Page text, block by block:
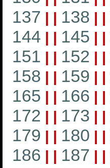
137 | | 138 | |
144 | | 145 | |
151 | | 152 | |
158 | | 159 | |
165 | | 166 | |
172 | | 173 | |
179 | | 180 | |
186 | | 187 | |